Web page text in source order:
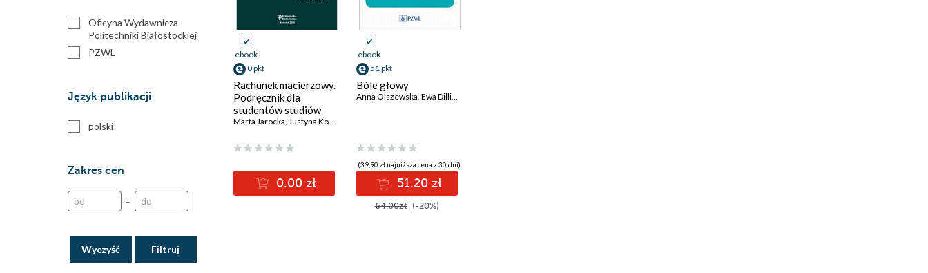
Oficyna Wydawnicza
Politechniki Białostockiej
PZWL
Język publikacji
polski
Zakres cen
–
Wyczyść
ebook
0 pkt
Rachunek macierzowy.
Podręcznik dla
studentów studiów
licencjackich i
Marta Jarocka, Justyna Kozłowska
0.00 zł
ebook
51 pkt
Bóle głowy
Anna Olszewska, Ewa Dilling-Ostrowska
(39,90 zł najniższa cena z 30 dni)
51.20 zł
64.00zł (-20%)